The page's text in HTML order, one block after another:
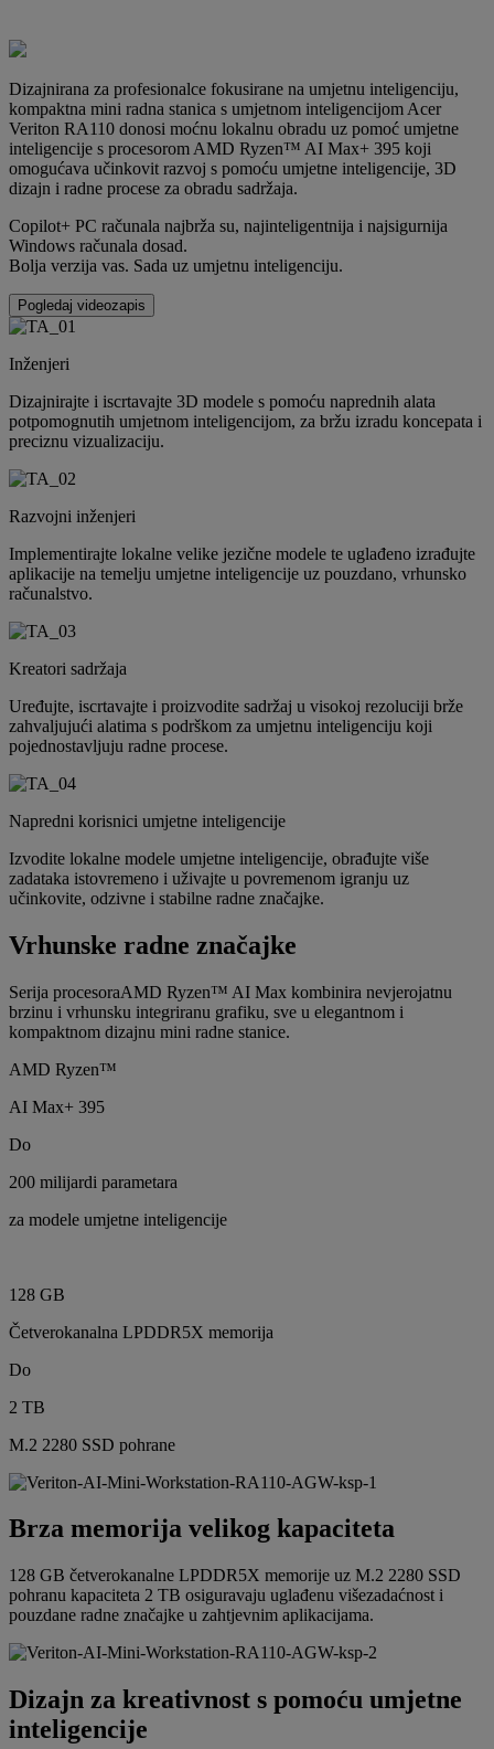
Dizajnirana za profesionalce fokusirane na umjetnu inteligenciju,
kompaktna mini radna stanica s umjetnom inteligencijom Acer
Veriton RA110 donosi moćnu lokalnu obradu uz pomoć umjetne
inteligencije s procesorom AMD Ryzen™ AI Max+ 395 koji
omogućava učinkovit razvoj s pomoću umjetne inteligencije, 3D
dizajn i radne procese za obradu sadržaja.
Copilot+ PC računala najbrža su, najinteligentnija i najsigurnija
Windows računala dosad.
Bolja verzija vas. Sada uz umjetnu inteligenciju.
Pogledaj videozapis
Inženjeri
Dizajnirajte i iscrtavajte 3D modele s pomoću naprednih alata
potpomognutih umjetnom inteligencijom, za bržu izradu koncepata i
preciznu vizualizaciju.
Razvojni inženjeri
Implementirajte lokalne velike jezične modele te uglađeno izrađujte
aplikacije na temelju umjetne inteligencije uz pouzdano, vrhunsko
računalstvo.
Kreatori sadržaja
Uređujte, iscrtavajte i proizvodite sadržaj u visokoj rezoluciji brže
zahvaljujući alatima s podrškom za umjetnu inteligenciju koji
pojednostavljuju radne procese.
Napredni korisnici umjetne inteligencije
Izvodite lokalne modele umjetne inteligencije, obrađujte više
zadataka istovremeno i uživajte u povremenom igranju uz
učinkovite, odzivne i stabilne radne značajke.
Vrhunske radne značajke
Serija procesoraAMD Ryzen™ AI Max kombinira nevjerojatnu
brzinu i vrhunsku integriranu grafiku, sve u elegantnom i
kompaktnom dizajnu mini radne stanice.
AMD Ryzen™
AI Max+ 395
Do
200 milijardi parametara
za modele umjetne inteligencije
128 GB
Četverokanalna LPDDR5X memorija
Do
2 TB
M.2 2280 SSD pohrane
Brza memorija velikog kapaciteta
128 GB četverokanalne LPDDR5X memorije uz M.2 2280 SSD
pohranu kapaciteta 2 TB osiguravaju uglađenu višezadaćnost i
pouzdane radne značajke u zahtjevnim aplikacijama.
Dizajn za kreativnost s pomoću umjetne
inteligencije